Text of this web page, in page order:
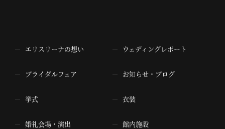
エリスリーナの想い
ブライダルフェア
挙式
婚礼会場・演出
ウェディングレポート
お知らせ・ブログ
衣装
館内施設